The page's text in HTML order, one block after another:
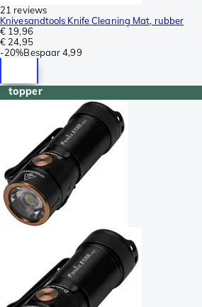
21 reviews
Knivesandtools Knife Cleaning Mat, rubber
€ 19,96
€ 24,95
-20%Bespaar 4,99
topper